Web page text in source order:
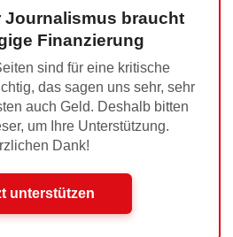
Journalismus braucht
Finanzierung
sind für eine kritische
das sagen uns sehr, sehr
auch Geld. Deshalb bitten
um Ihre Unterstützung.
Dank!
unterstützen